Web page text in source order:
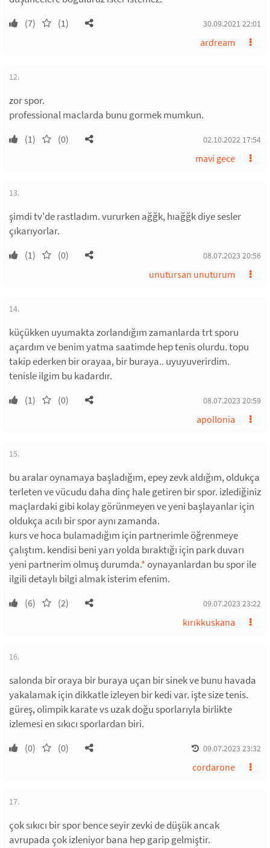
(7) (1) 30.09.2021 22:01
ardream
12.
zor spor.
professional maclarda bunu gormek mumkun.
(1) (0) 02.10.2022 17:54
mavi gece
13.
şimdi tv'de rastladım. vururken ağğk, hıağğk diye sesler
çıkarıyorlar.
(1) (0) 08.07.2023 20:56
unutursan unuturum
14.
küçükken uyumakta zorlandığım zamanlarda trt sporu
açardım ve benim yatma saatimde hep tenis olurdu. topu
takip ederken bir orayaa, bir buraya.. uyuyuverirdim.
tenisle ilgim bu kadardır.
(1) (0) 08.07.2023 20:59
apollonia
15.
bu aralar oynamaya başladığım, epey zevk aldığım, oldukça
terleten ve vücudu daha dinç hale getiren bir spor. izlediğiniz
maçlardaki gibi kolay görünmeyen ve yeni başlayanlar için
oldukça acılı bir spor aynı zamanda.
kurs ve hoca bulamadığım için partnerimle öğrenmeye
çalıştım. kendisi beni yarı yolda bıraktığı için park duvarı
yeni partnerim olmuş durumda.*oynayanlardan bu spor ile
ilgili detaylı bilgi almak isterim efenim.
(6) (2) 09.07.2023 23:22
kırıkkuskana
16.
salonda bir oraya bir buraya uçan bir sinek ve bunu havada
yakalamak için dikkatle izleyen bir kedi var. işte size tenis.
güreş, olimpik karate vs uzak doğu sporlarıyla birlikte
izlemesi en sıkıcı sporlardan biri.
(0) (0) 09.07.2023 23:32
cordarone
17.
çok sıkıcı bir spor bence seyir zevki de düşük ancak
avrupada çok izleniyor bana hep garip gelmiştir.